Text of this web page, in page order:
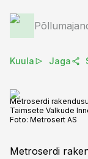
Kuula Jaga
Metroserdi
Taimsete Valkude
Foto: Metrosert AS
Metroserdi